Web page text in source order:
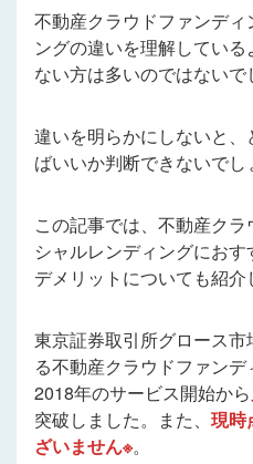
不動産クラウドファンデ
ングの違いを理解してい
ない方は多いのではないで
違いを明らかにしないと
ばいいか判断できないでし
この記事では、不動産ク
シャルレンディングにお
デメリットについても紹介
東京証券取引所グロース
る不動産クラウドファンデ
2018年のサービス開始から
突破しました。また、 現時
ざいません※。